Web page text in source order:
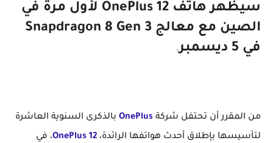
سيظهر هاتف OnePlus 12 لأول مرة في
الصين مع معالج Snapdragon 8 Gen 3
في 5 ديسمبر
.
من المقرر أن تحتفل شركة OnePlus بالذكرى السنوية العاشرة
لتأسيسها بإطلاق أحدث هواتفها الرائدة، OnePlus 12، في